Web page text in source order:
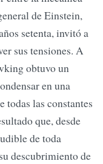
de Einstein,
setenta, invitó a
sus tensiones. A
obtuvo un
en una
todas las constantes
que, desde
de toda
descubrimiento de